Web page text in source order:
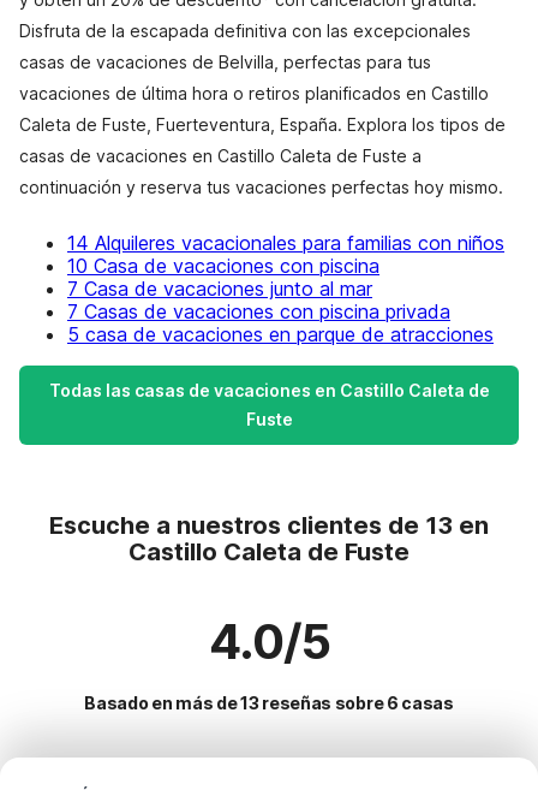
Disfruta de la escapada definitiva con las excepcionales
casas de vacaciones de Belvilla, perfectas para tus
vacaciones de última hora o retiros planificados en Castillo
Caleta de Fuste, Fuerteventura, España. Explora los tipos de
casas de vacaciones en Castillo Caleta de Fuste a
continuación y reserva tus vacaciones perfectas hoy mismo.
14 Alquileres vacacionales para familias con niños
10 Casa de vacaciones con piscina
7 Casa de vacaciones junto al mar
7 Casas de vacaciones con piscina privada
5 casa de vacaciones en parque de atracciones
Todas las casas de vacaciones en Castillo Caleta de
Fuste
Escuche a nuestros clientes de 13 en
Castillo Caleta de Fuste
4.0/5
Basado en más de 13 reseñas sobre 6 casas